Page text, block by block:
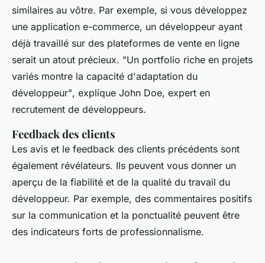
similaires au vôtre. Par exemple, si vous développez
une application e-commerce, un développeur ayant
déjà travaillé sur des plateformes de vente en ligne
serait un atout précieux. "Un portfolio riche en projets
variés montre la capacité d'adaptation du
développeur", explique John Doe, expert en
recrutement de développeurs.
Feedback des clients
Les avis et le feedback des clients précédents sont
également révélateurs. Ils peuvent vous donner un
aperçu de la fiabilité et de la qualité du travail du
développeur. Par exemple, des commentaires positifs
sur la communication et la ponctualité peuvent être
des indicateurs forts de professionnalisme.